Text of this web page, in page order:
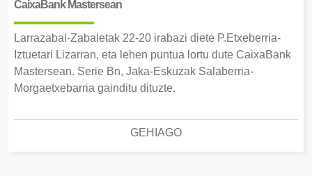
CaixaBank Mastersean
Larrazabal-Zabaletak 22-20 irabazi diete P.Etxeberria-
Iztuetari Lizarran, eta lehen puntua lortu dute CaixaBank
Mastersean. Serie Bn, Jaka-Eskuzak Salaberria-
Morgaetxebarria gainditu dituzte.
GEHIAGO